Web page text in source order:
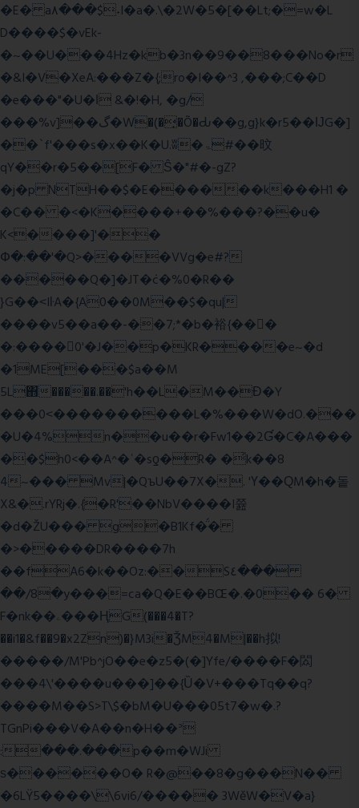
�E� a٨���$˖I�a�.\�2W�5�[��Lt;�=w�L
D����$�vEk-
�~��U���4Hz�kb�3n��9��8���No�r
�&I�V�XeA:���Z�{;ro�I��^3 ,���;C��D
�e���"�U�ǀ &�!�H, �g/
���%v]��گ�W�(�̟�Õ�Ԃ��g,g}k�r5��ĲG�]
��`f'���s�x��K�U.ʬ�ۃ#��旼
qY��r�5��[F� Ŝ�"#�-gZ?
�j�p NTH��$�E������k���H1 �
�C�� �<�K����+��%���?��u�
K<����]'��
Փ�:��'�Q>����VVg�e#?
�����Q�]�JT�݁c�%0�R��
}G��˂IŀA�{A0��0M��$�qu|
����v5��a��-��7;*�b�裕{���ً
�:����0'�J��p�KR����e~�d
�1ME[���$a��M
5L΋�����.��'h��L�M��Ɖ�Y
���0˂����������L�%���W�dO.���
�U�4%n��u��r�Fw1��2Ɠ�C�A���
��$h0<��A^�ʿ�sƍ�R� �͗k��8
4~��� Mv|�QъU��7X�. 'Ү��ԚM�h�돝
X&�.rYRj�.{�R'��NbV����I쯆
�d�ŽU��� g�B1Kf�̈́�
�>�����DR����7h
��fA6�k��Oz:��S٤���
��/8�y���=ca�Q�E��BŒ�.�0�� 6�
F�nk��ۦ���ҢG(���4�T?
��i1�&f��9�x2Zn)�}M3i�ǮM4�M|��h拟!
�����/M'Pb^jO��e�z5�(�]Yfe/����F�閦
���4\'����u���]��{Ȕ�V+���Tq��q?
����M��S>T\$�bM�U���05t7�w�.?
TGnPi���V�A��n�H��ᐣ
:���.���p��m�WJi
ѕ������O� R�@��8�g���N��
�6LŸ5����\\6vi6/����� 3WěW�V�a}